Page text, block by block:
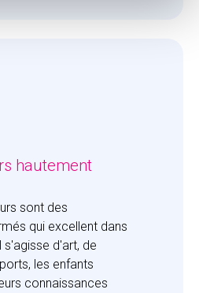
hautement
sont des
qui excellent dans
s'agisse d'art, de
les enfants
connaissances